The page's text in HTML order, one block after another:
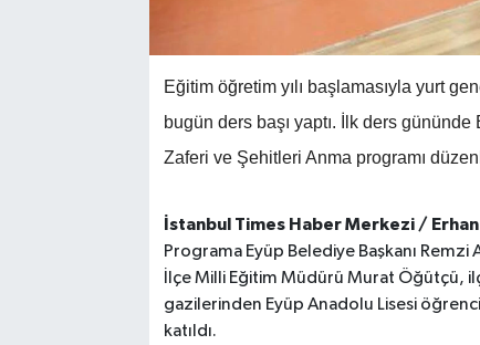
Eğitim öğretim yılı başlamasıyla yurt
bugün ders başı yaptı. İlk ders
Zaferi ve Şehitleri Anma programı
İstanbul Times Haber Merkezi / Erhan
Programa Eyüp Belediye Başkanı Remzi
İlçe Milli Eğitim Müdürü Murat Öğütçü,
gazilerinden Eyüp Anadolu Lisesi
katıldı.